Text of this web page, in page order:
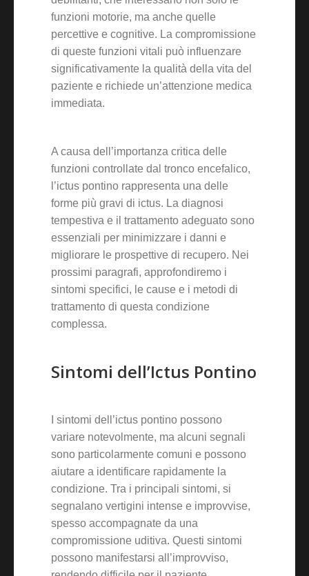
funzioni motorie, ma anche quelle
percettive e cognitive. La compromissione
di queste funzioni vitali può influenzare
significativamente la qualità della vita del
paziente e richiede un’attenzione medica
immediata.
A causa dell’importanza critica delle
funzioni controllate dal tronco encefalico,
l’ictus pontino rappresenta una delle
forme più gravi di ictus. La diagnosi
tempestiva e il trattamento adeguato sono
essenziali per minimizzare i danni e
migliorare le prospettive di recupero. Nei
prossimi paragrafi, approfondiremo i
sintomi specifici, le cause e i metodi di
trattamento di questa condizione
complessa.
Sintomi dell’Ictus Pontino
I sintomi dell’ictus pontino possono
variare notevolmente, ma alcuni segnali
sono particolarmente comuni e possono
aiutare a identificare rapidamente la
condizione. Tra i principali sintomi, si
segnalano vertigini intense e improvvise,
spesso accompagnate da una
compromissione uditiva. Questi sintomi
possono manifestarsi all’improvviso,